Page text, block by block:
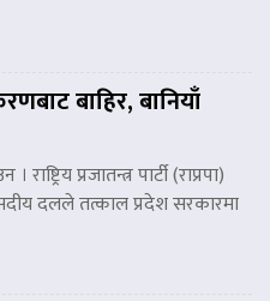
बाहिर, बानियाँ
प्रजातन्त्र पार्टी (राप्रपा)
दलले तत्काल प्रदेश सरकारमा